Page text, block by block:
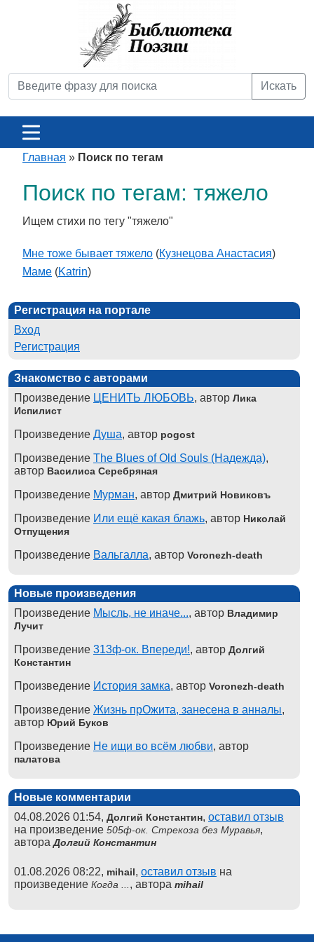
Искать
Главная » Поиск по тегам
Поиск по тегам: тяжело
Ищем стихи по тегу "тяжело"
Мне тоже бывает тяжело (Кузнецова Анастасия)
Маме (Katrin)
Регистрация на портале
Вход
Регистрация
Знакомство с авторами
Произведение ЦЕНИТЬ ЛЮБОВЬ, автор Лика
Испилист
Произведение Душа, автор pogost
Произведение The Blues of Old Souls (Надежда),
автор Василиса Серебряная
Произведение Мурман, автор Дмитрий Новиковъ
Произведение Или ещё какая блажь, автор Николай
Отпущения
Произведение Вальгалла, автор Voronezh-death
Новые произведения
Произведение Мысль, не иначе..., автор Владимир
Лучит
Произведение 313ф-ок. Впереди!, автор Долгий
Константин
Произведение История замка, автор Voronezh-death
Произведение Жизнь прОжита, занесена в анналы,
автор Юрий Буков
Произведение Не ищи во всём любви, автор
палатова
Новые комментарии
04.08.2026 01:54, Долгий Константин, оставил отзыв
на произведение 505ф-ок. Стрекоза без Муравья,
автораДолгий Константин
01.08.2026 08:22, mihail, оставил отзыв на
произведение Когда ... , автора mihail